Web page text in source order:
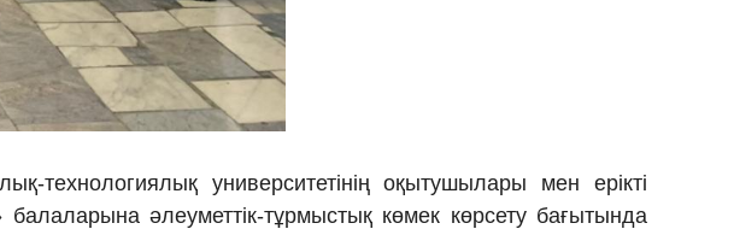
технологиялық университетінің оқытушылары мен ерікті
әлеуметтік-тұрмыстық көмек көрсету бағытында